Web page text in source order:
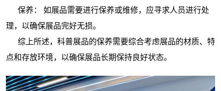
保养： 如展品需要进行保养或维修，应寻求人员进行处
理，以确保展品完好无损。
综上所述， 科普展品的保养需要综合考虑展品的材质、特
点和存放环境，以确保展品长期保持良好状态。